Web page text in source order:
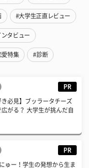
#大学生正直レビュー
タビュー
愛特集 #診断
PR
き必見】ブッラータチーズ
広がる？ 大学生が挑んだ自
PR
ゅー！学生の発想から生ま